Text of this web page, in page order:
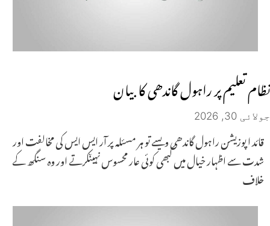
نظام تعلیم پر راہول گاندھی کا بیان
جولائی 30, 2026
قائد اپوزیشن راہول گاندھی ویسے تو ہر مسئلہ پر آر ایس ایس کی مخالفت اور
شدت سے اظہار خیال میں کبھی کوئی عار محسوس نہیںکرتے اور وہ سنگھ کے
خلاف